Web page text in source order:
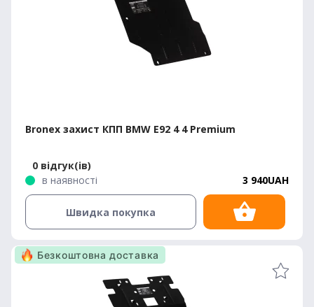
Bronex захист КПП BMW E92 4 4 Premium
0 відгук(ів)
в наявності
3 940UAH
Швидка покупка
Безкоштовна доставка